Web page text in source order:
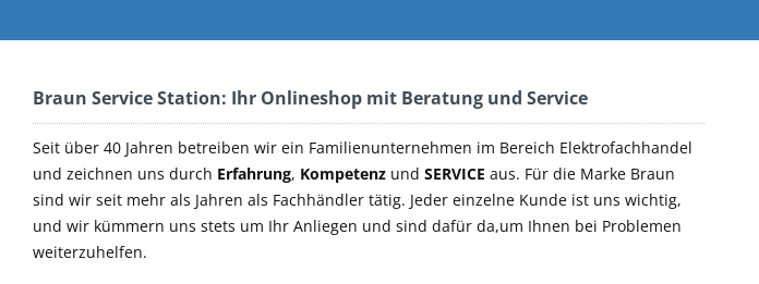
Braun Service Station: Ihr Onlineshop mit Beratung und Service
Seit über 40 Jahren betreiben wir ein Familienunternehmen im Bereich Elektrofachhandel
und zeichnen uns durch Erfahrung, Kompetenz und SERVICE aus. Für die Marke Braun
sind wir seit mehr als Jahren als Fachhändler tätig. Jeder einzelne Kunde ist uns wichtig,
und wir kümmern uns stets um Ihr Anliegen und sind dafür da,um Ihnen bei Problemen
weiterzuhelfen.